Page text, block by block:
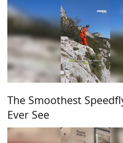
The Smoothest
Ever See